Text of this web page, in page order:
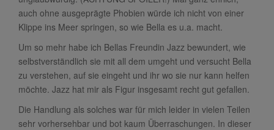
auch ohne ausgeprägte Phobien würde ich nicht von einer
Klippe ins Meer springen, so wie Bella es u.a. macht.
Um so mehr habe ich Bellas Freundin Jazz bewundert, wie
selbstverständlich sie mit all dem umgeht und versucht Bella
zu verstehen, auf sie eingeht und ihr wo sie nur kann helfen
möchte. Jazz hat mir als Figur insgesamt recht gut gefallen.
Die Handlung als solches war für mich leider in vielen Teilen
sehr vorhersehbar und bot kaum Überraschungen. In dieser